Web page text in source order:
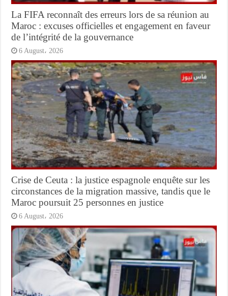
La FIFA reconnaît des erreurs lors de sa réunion au
Maroc : excuses officielles et engagement en faveur
de l’intégrité de la gouvernance
6 August، 2026
Crise de Ceuta : la justice espagnole enquête sur les
circonstances de la migration massive, tandis que le
Maroc poursuit 25 personnes en justice
6 August، 2026